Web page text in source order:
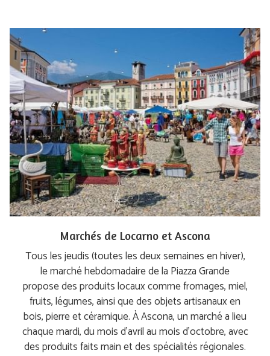
Marchés de Locarno et Ascona
Tous les jeudis (toutes les deux semaines en hiver),
le marché hebdomadaire de la Piazza Grande
propose des produits locaux comme fromages, miel,
fruits, légumes, ainsi que des objets artisanaux en
bois, pierre et céramique. À Ascona, un marché a lieu
chaque mardi, du mois d’avril au mois d’octobre, avec
des produits faits main et des spécialités régionales.